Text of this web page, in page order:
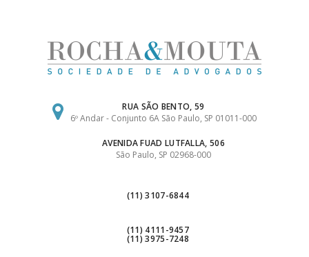
RUA SÃO BENTO, 59
6º Andar - Conjunto 6A São Paulo, SP 01011-000
AVENIDA FUAD LUTFALLA, 506
São Paulo, SP 02968-000
(11) 3107-6844
(11) 4111-9457
(11) 3975-7248